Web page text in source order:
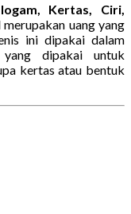
Kertas, Ciri,
uang yang
ini dipakai dalam
dipakai untuk
kertas atau bentuk